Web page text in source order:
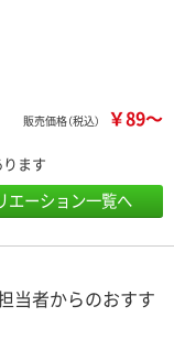
販売価格（税込） ￥89～
ます
エーション一覧へ
当者からのおすす